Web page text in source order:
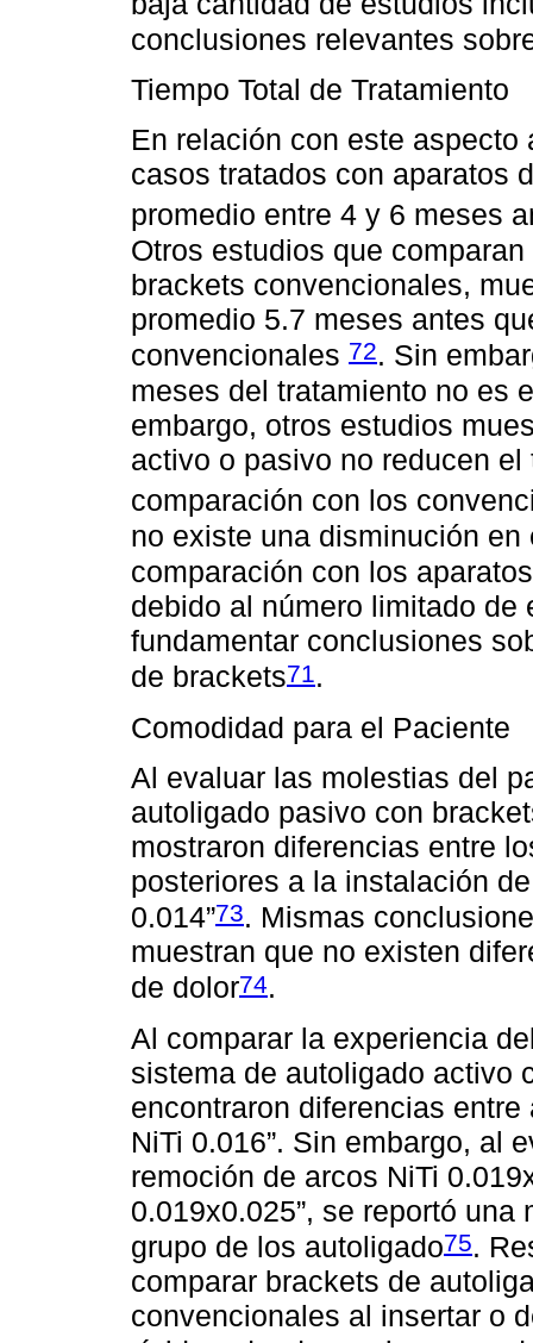
conclusiones relevantes
Tiempo Total de Tratamiento
En relación con este
casos tratados con aparatos
promedio entre 4 y 6 meses
Otros estudios que
brackets convencionales,
promedio 5.7 meses antes
convencionales 72. Sin
meses del tratamiento no es
embargo, otros estudios
activo o pasivo no reducen
comparación con los
no existe una disminución
comparación con los
debido al número limitado
fundamentar conclusiones
de brackets71 .
Comodidad para el Paciente
Al evaluar las molestias del
autoligado pasivo con
mostraron diferencias entre
posteriores a la instalación
0.014”73. Mismas
muestran que no existen
de dolor74.
Al comparar la experiencia
sistema de autoligado activo
encontraron diferencias
NiTi 0.016”. Sin embargo, al
remoción de arcos NiTi
0.019x0.025”, se reportó
grupo de los autoligado75.
comparar brackets de
convencionales al insertar o